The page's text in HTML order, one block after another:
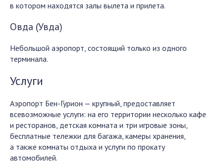
в котором находятся залы вылета и прилета.
Овда (Увда)
Небольшой аэропорт, состоящий только из одного
терминала.
Услуги
Аэропорт Бен-Гурион — крупный, предоставляет
всевозможные услуги: на его территории несколько кафе
и ресторанов, детская комната и три игровые зоны,
бесплатные тележки для багажа, камеры хранения,
а также комнаты отдыха и услуги по прокату
автомобилей.